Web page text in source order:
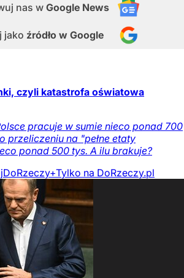
nas w Google News
jako źródło w Google
czyli katastrofa oświatowa
pracuje w sumie nieco ponad 700
przeliczeniu na "pełne etaty
ponad 500 tys. A ilu brakuje?
DoRzeczy+Tylko na DoRzeczy.pl